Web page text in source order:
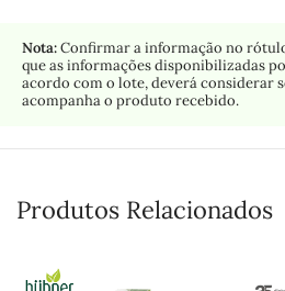
Nota:Confirmar a informação no
que as informações disponibilizadas
acordo com o lote, deverá considerar
acompanha o produto recebido.
Produtos Relacionados